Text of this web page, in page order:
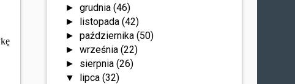
► grudnia (46)
► listopada (42)
► października (50)
► września (22)
► sierpnia (26)
▼ lipca (32)